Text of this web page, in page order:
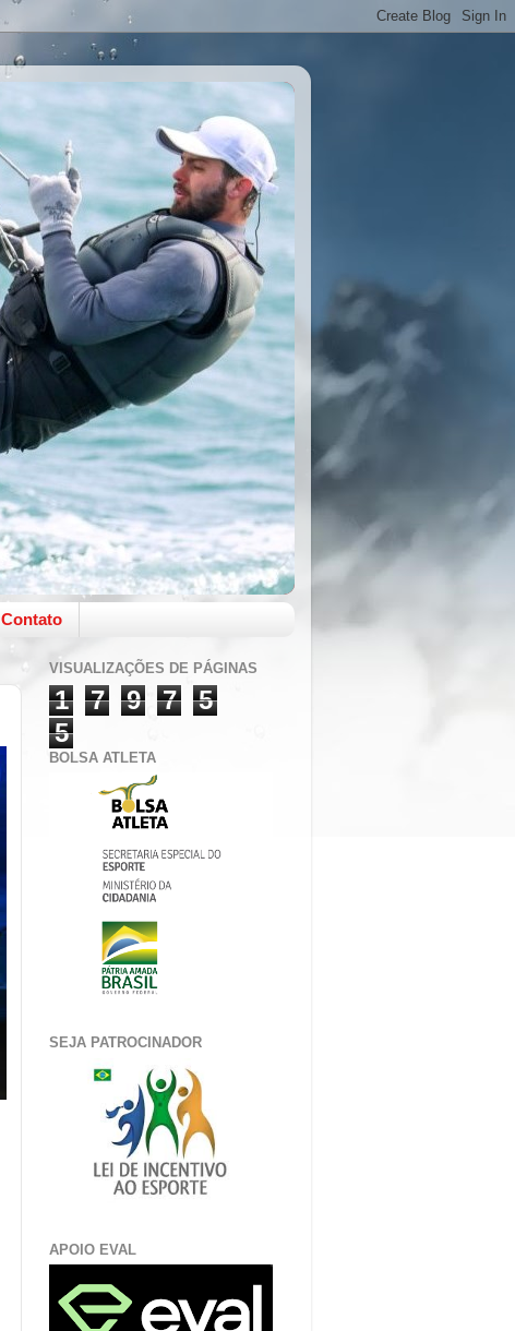
Contato
VISUALIZAÇÕES DE PÁGINAS
1 7 9 7
5
5
BOLSA ATLETA
SEJA PATROCINADOR
APOIO EVAL